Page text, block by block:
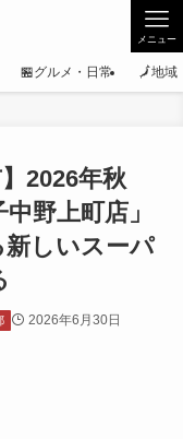
メニュー
🏪グルメ・日常 🗾地域
2026年秋
野上町店」
新しいスーパ
2026年6月30日